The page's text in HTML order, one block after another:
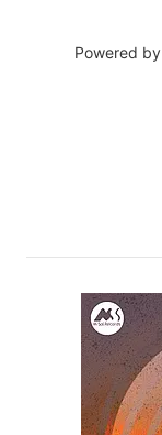
Powered by